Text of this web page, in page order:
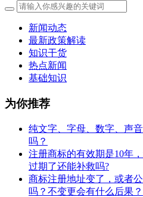
新闻动态
最新政策解读
知识干货
热点新闻
基础知识
为你推荐
纯文字、字母、数字、声
吗？
注册商标的有效期是10年
过期了还能补救吗?
商标注册地址变了，或者
吗？不变更会有什么后果？